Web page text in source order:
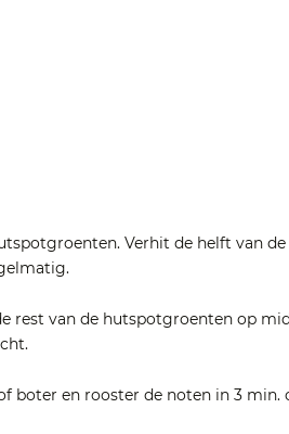
Verhit de helft van
rest van de hutspotgroenten op
boter en rooster de noten in 3